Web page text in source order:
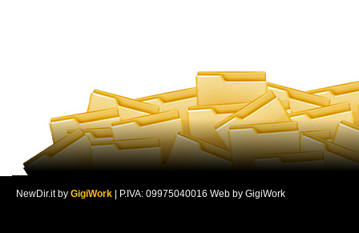
NewDir.it by GigiWork | P.IVA: 09975040016 Web by GigiWork